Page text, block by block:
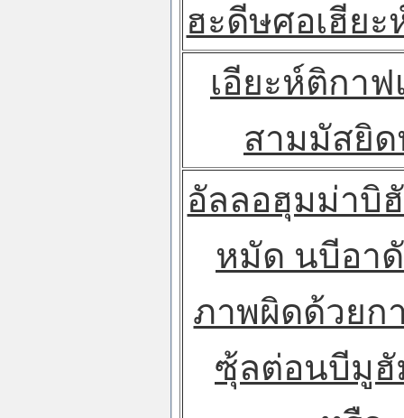
ฮะดีษศอเฮีย
เอียะห์ติกาฟ
สามมัสยิด
อัลลอฮุมม่าบิ
หมัด นบีอา
ภาพผิดด้วยก
ซุ้ลต่อนบีมู